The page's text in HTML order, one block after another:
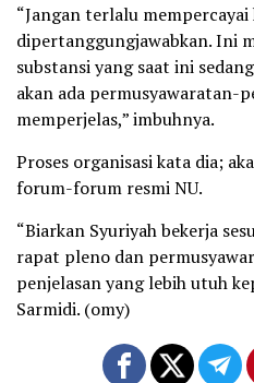
“Jangan terlalu
dipertanggungjawabkan. Ini
substansi yang saat ini
akan ada permusyawaratan-
memperjelas,” imbuhnya.
Proses organisasi kata dia;
forum-forum resmi NU.
“Biarkan Syuriyah bekerja
rapat pleno dan
penjelasan yang lebih utuh
Sarmidi. (omy)